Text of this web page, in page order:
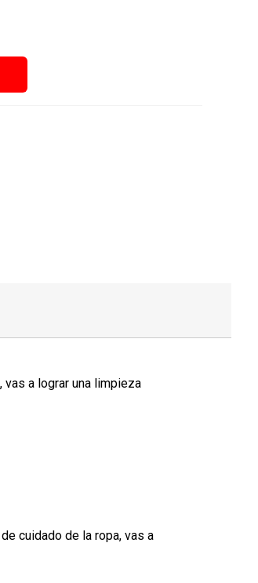
a lograr una limpieza
cuidado de la ropa, vas a